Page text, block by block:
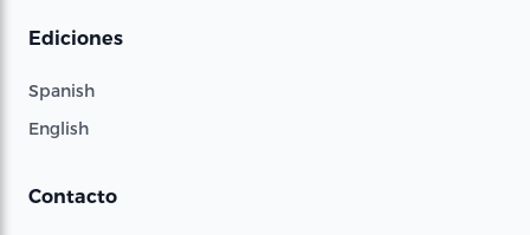
Ediciones
Spanish
English
Contacto